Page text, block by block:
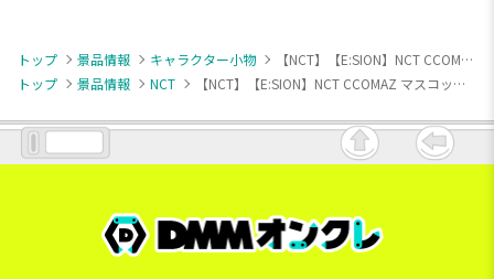
トップ 景品情報 キャラクター小物
【NCT】【E:SION】NCT CCOMAZ マスコットVol.4（EX）
トップ
景品情報 NCT 【NCT】【E:SION】NCT CCOMAZ マスコットVol.4（EX）